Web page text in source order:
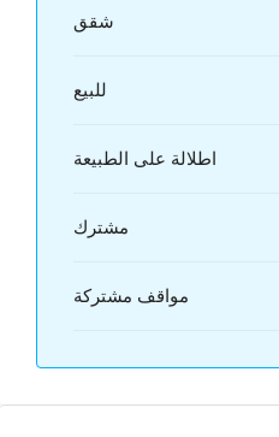
شقق
للبيع
اطلالة على الطبيعة
مشترك
مواقف مشتركة